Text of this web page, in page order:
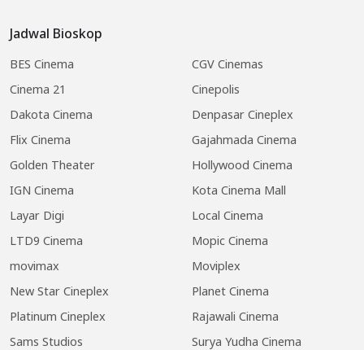
Jadwal Bioskop
BES Cinema
CGV Cinemas
Cinema 21
Cinepolis
Dakota Cinema
Denpasar Cineplex
Flix Cinema
Gajahmada Cinema
Golden Theater
Hollywood Cinema
IGN Cinema
Kota Cinema Mall
Layar Digi
Local Cinema
LTD9 Cinema
Mopic Cinema
movimax
Moviplex
New Star Cineplex
Planet Cinema
Platinum Cineplex
Rajawali Cinema
Sams Studios
Surya Yudha Cinema